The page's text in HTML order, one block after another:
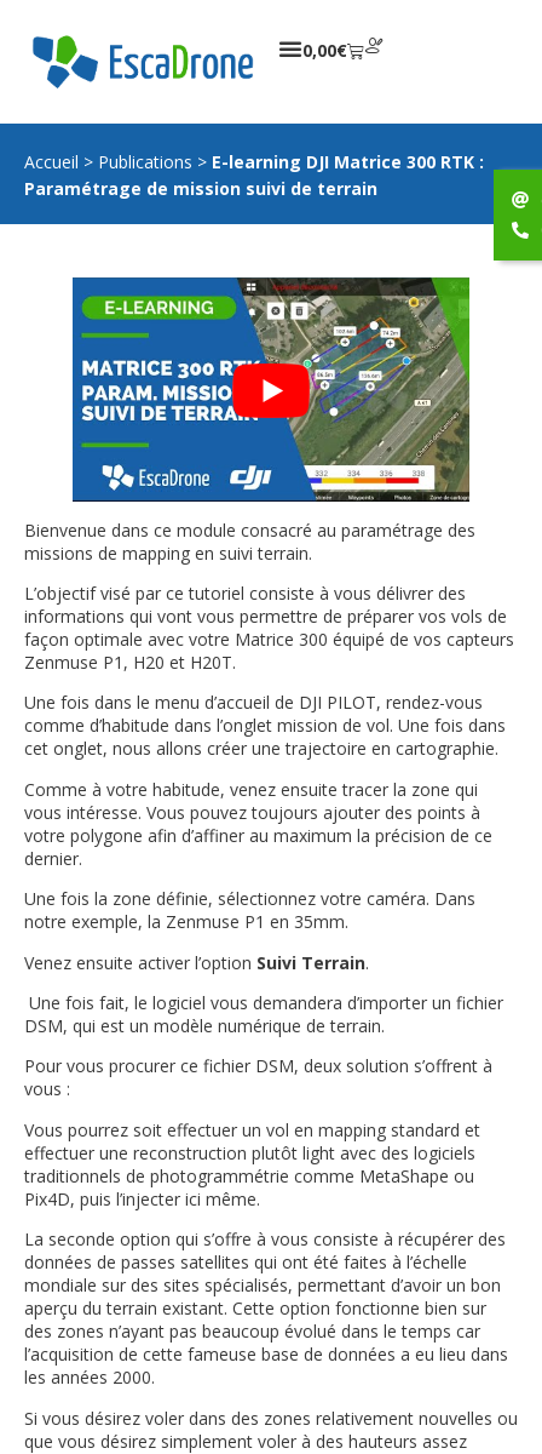
0,00€
Accueil > Publications > E-learning DJI Matrice 300 RTK :
Paramétrage de mission suivi de terrain
Bienvenue dans ce module consacré au paramétrage des
missions de mapping en suivi terrain.
L’objectif visé par ce tutoriel consiste à vous délivrer des
informations qui vont vous permettre de préparer vos vols de
façon optimale avec votre Matrice 300 équipé de vos capteurs
Zenmuse P1, H20 et H20T.
Une fois dans le menu d’accueil de DJI PILOT, rendez-vous
comme d’habitude dans l’onglet mission de vol. Une fois dans
cet onglet, nous allons créer une trajectoire en cartographie.
Comme à votre habitude, venez ensuite tracer la zone qui
vous intéresse. Vous pouvez toujours ajouter des points à
votre polygone afin d’affiner au maximum la précision de ce
dernier.
Une fois la zone définie, sélectionnez votre caméra. Dans
notre exemple, la Zenmuse P1 en 35mm.
Venez ensuite activer l’option Suivi Terrain.
Une fois fait, le logiciel vous demandera d’importer un fichier
DSM, qui est un modèle numérique de terrain.
Pour vous procurer ce fichier DSM, deux solution s’offrent à
vous :
Vous pourrez soit effectuer un vol en mapping standard et
effectuer une reconstruction plutôt light avec des logiciels
traditionnels de photogrammétrie comme MetaShape ou
Pix4D, puis l’injecter ici même.
La seconde option qui s’offre à vous consiste à récupérer des
données de passes satellites qui ont été faites à l’échelle
mondiale sur des sites spécialisés, permettant d’avoir un bon
aperçu du terrain existant. Cette option fonctionne bien sur
des zones n’ayant pas beaucoup évolué dans le temps car
l’acquisition de cette fameuse base de données a eu lieu dans
les années 2000.
Si vous désirez voler dans des zones relativement nouvelles ou
que vous désirez simplement voler à des hauteurs assez